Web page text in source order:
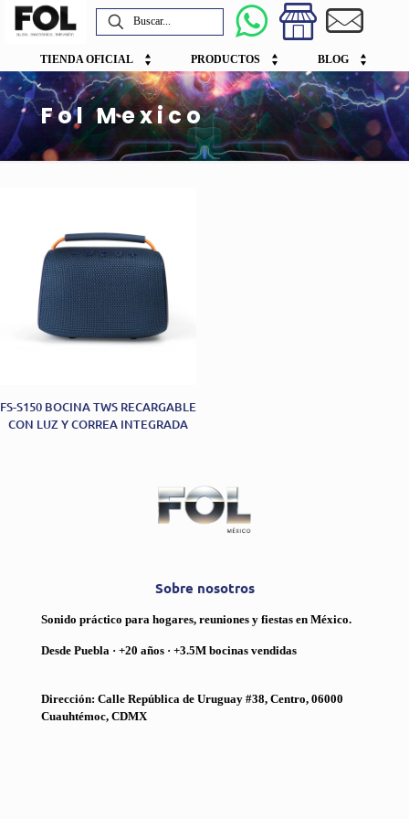
TIENDA OFICIAL PRODUCTOS BLOG
Fol Mexico
FS-S150 BOCINA TWS RECARGABLE
CON LUZ Y CORREA INTEGRADA
Sobre nosotros
Sonido práctico para hogares, reuniones y fiestas en México.
Desde Puebla · +20 años · +3.5M bocinas vendidas
Dirección: Calle República de Uruguay #38, Centro, 06000
Cuauhtémoc, CDMX